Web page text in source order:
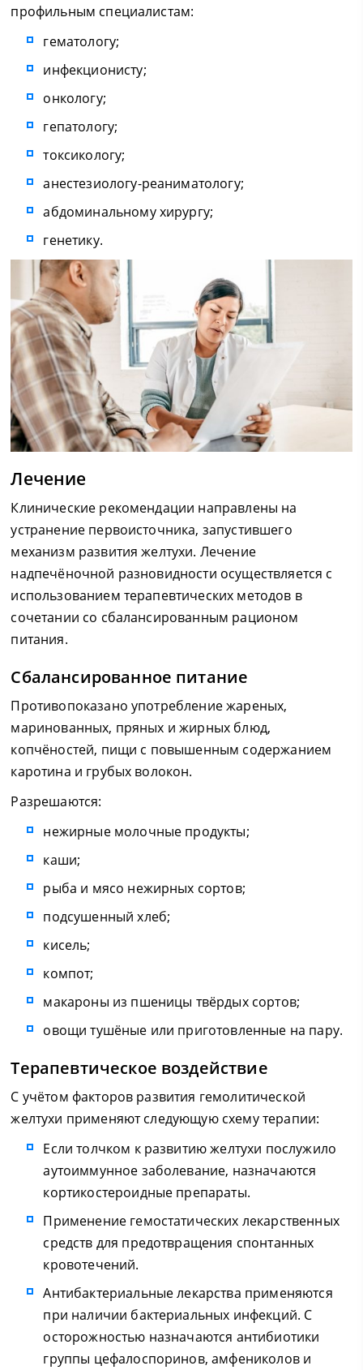
профильным специалистам:
гематологу;
инфекционисту;
онкологу;
гепатологу;
токсикологу;
анестезиологу-реаниматологу;
абдоминальному хирургу;
генетику.
Лечение
Клинические рекомендации направлены на
устранение первоисточника, запустившего
механизм развития желтухи. Лечение
надпечёночной разновидности осуществляется с
использованием терапевтических методов в
сочетании со сбалансированным рационом
питания.
Сбалансированное питание
Противопоказано употребление жареных,
маринованных, пряных и жирных блюд,
копчёностей, пищи с повышенным содержанием
каротина и грубых волокон.
Разрешаются:
нежирные молочные продукты;
каши;
рыба и мясо нежирных сортов;
подсушенный хлеб;
кисель;
компот;
макароны из пшеницы твёрдых сортов;
овощи тушёные или приготовленные на пару.
Терапевтическое воздействие
С учётом факторов развития гемолитической
желтухи применяют следующую схему терапии:
Если толчком к развитию желтухи послужило
аутоиммунное заболевание, назначаются
кортикостероидные препараты.
Применение гемостатических лекарственных
средств для предотвращения спонтанных
кровотечений.
Антибактериальные лекарства применяются
при наличии бактериальных инфекций. С
осторожностью назначаются антибиотики
группы цефалоспоринов, амфениколов и